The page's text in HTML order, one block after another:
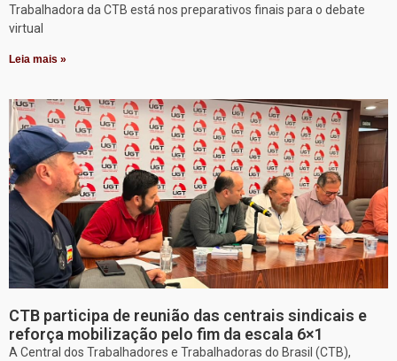
Trabalhadora da CTB está nos preparativos finais para o debate
virtual
Leia mais »
CTB participa de reunião das centrais sindicais e
reforça mobilização pelo fim da escala 6×1
A Central dos Trabalhadores e Trabalhadoras do Brasil (CTB),